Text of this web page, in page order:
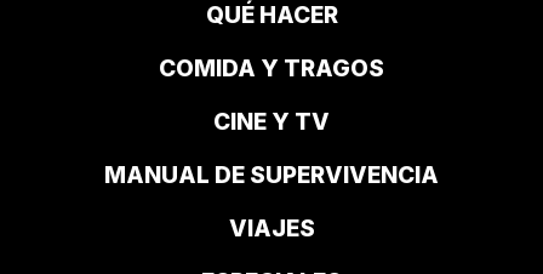
QUÉ HACER
COMIDA Y TRAGOS
CINE Y TV
MANUAL DE SUPERVIVENCIA
VIAJES